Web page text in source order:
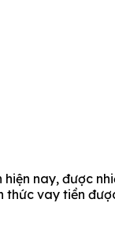
nay, được
thức vay tiền